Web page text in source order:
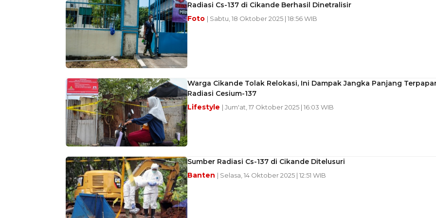
Radiasi Cs-137 di Cikande Berhasil Dinetralisir
Foto | Sabtu, 18 Oktober 2025 | 18:56 WIB
Warga Cikande Tolak Relokasi, Ini Dampak Jangka Panjang
Radiasi Cesium-137
Lifestyle | Jum'at, 17 Oktober 2025 | 16:03 WIB
Sumber Radiasi Cs-137 di Cikande Ditelusuri
Banten | Selasa, 14 Oktober 2025 | 12:51 WIB